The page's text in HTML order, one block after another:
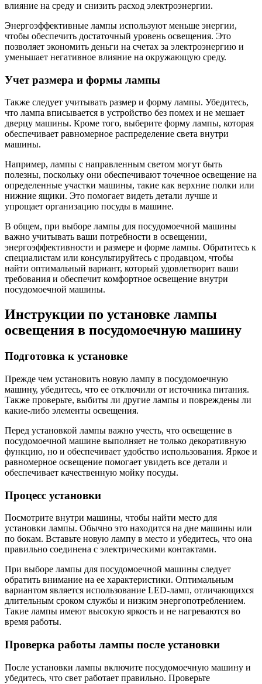
влияние на среду и снизить расход электроэнергии.
Энергоэффективные лампы используют меньше энергии,
чтобы обеспечить достаточный уровень освещения. Это
позволяет экономить деньги на счетах за электроэнергию и
уменьшает негативное влияние на окружающую среду.
Учет размера и формы лампы
Также следует учитывать размер и форму лампы. Убедитесь,
что лампа вписывается в устройство без помех и не мешает
дверцу машины. Кроме того, выберите форму лампы, которая
обеспечивает равномерное распределение света внутри
машины.
Например, лампы с направленным светом могут быть
полезны, поскольку они обеспечивают точечное освещение на
определенные участки машины, такие как верхние полки или
нижние ящики. Это помогает видеть детали лучше и
упрощает организацию посуды в машине.
В общем, при выборе лампы для посудомоечной машины
важно учитывать ваши потребности в освещении,
энергоэффективности и размере и форме лампы. Обратитесь к
специалистам или консультируйтесь с продавцом, чтобы
найти оптимальный вариант, который удовлетворит ваши
требования и обеспечит комфортное освещение внутри
посудомоечной машины.
Инструкции по установке лампы
освещения в посудомоечную машину
Подготовка к установке
Прежде чем установить новую лампу в посудомоечную
машину, убедитесь, что ее отключили от источника питания.
Также проверьте, выбиты ли другие лампы и повреждены ли
какие-либо элементы освещения.
Перед установкой лампы важно учесть, что освещение в
посудомоечной машине выполняет не только декоративную
функцию, но и обеспечивает удобство использования. Яркое и
равномерное освещение помогает увидеть все детали и
обеспечивает качественную мойку посуды.
Процесс установки
Посмотрите внутри машины, чтобы найти место для
установки лампы. Обычно это находится на дне машины или
по бокам. Вставьте новую лампу в место и убедитесь, что она
правильно соединена с электрическими контактами.
При выборе лампы для посудомоечной машины следует
обратить внимание на ее характеристики. Оптимальным
вариантом является использование LED-ламп, отличающихся
длительным сроком службы и низким энергопотреблением.
Такие лампы имеют высокую яркость и не нагреваются во
время работы.
Проверка работы лампы после установки
После установки лампы включите посудомоечную машину и
убедитесь, что свет работает правильно. Проверьте